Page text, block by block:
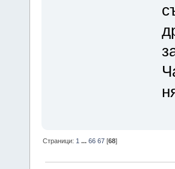
Страници: 1 ...66 67 [68]